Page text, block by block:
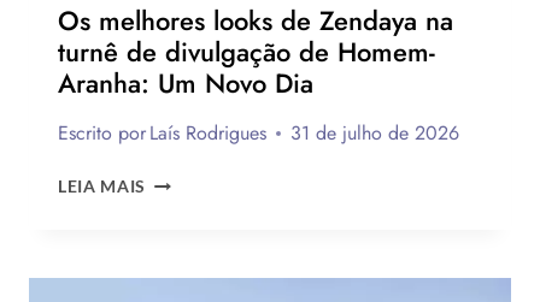
Os melhores looks de Zendaya na
turnê de divulgação de Homem-
Aranha: Um Novo Dia
Escrito porLaís Rodrigues 31 de julho de 2026
LEIA MAIS OS
ZENDAYA